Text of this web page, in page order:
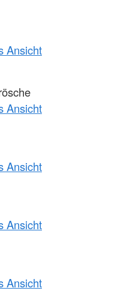
Ansicht
Ansicht
Ansicht
Ansicht
Ansicht